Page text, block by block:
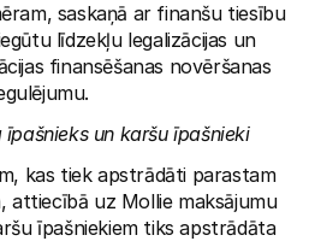
saskaņā ar finanšu tiesību
līdzekļu legalizācijas un
finansēšanas novēršanas
un karšu īpašnieki
kas tiek apstrādāti parastam
attiecībā uz Mollie maksājumu
īpašniekiem tiks apstrādāta